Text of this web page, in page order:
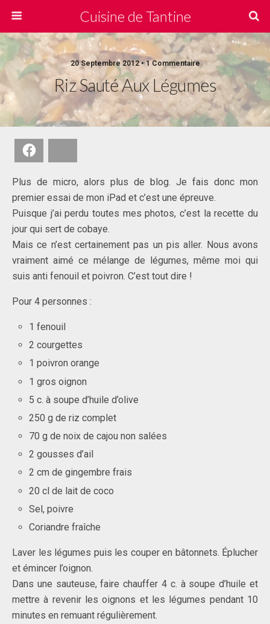
Cuisine de Tantine
20 Septembre 2012 • 1 Commentaire
Riz Sauté Aux Légumes
Plus de micro, alors plus de blog. Je fais donc mon
premier essai de mon iPad et c’est une épreuve.
Puisque j’ai perdu toutes mes photos, c’est la recette du
jour qui sert de cobaye.
Mais ce n’est certainement pas un pis aller. Nous avons
vraiment aimé ce mélange de légumes, même moi qui
suis anti fenouil et poivron. C’est tout dire !
Pour 4 personnes :
1 fenouil
2 courgettes
1 poivron orange
1 gros oignon
5 c. à soupe d’huile d’olive
250 g de riz complet
70 g de noix de cajou non salées
2 gousses d’ail
2 cm de gingembre frais
20 cl de lait de coco
Sel, poivre
Coriandre fraîche
Laver les légumes puis les couper en bâtonnets. Éplucher
et émincer l’oignon.
Dans une sauteuse, faire chauffer 4 c. à soupe d’huile et
mettre à revenir les oignons et les légumes pendant 10
minutes en remuant régulièrement.